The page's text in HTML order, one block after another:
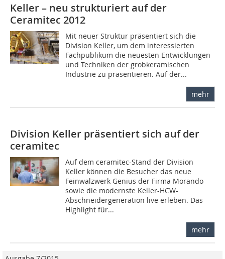
Keller – neu strukturiert auf der
Ceramitec 2012
Mit neuer Struktur präsentiert sich die
Division Keller, um dem interessierten
Fachpublikum die neuesten Entwick­lungen
und Techniken der grobkeramischen
Industrie zu ­präsentieren. Auf der...
mehr
Division Keller präsentiert sich auf der
ceramitec
Auf dem ceramitec-Stand der Division
Keller können die Besucher das neue
Feinwalzwerk Genius der Firma Morando
sowie die modernste Keller-HCW-
Abschneidergeneration live erleben. Das
Highlight für...
mehr